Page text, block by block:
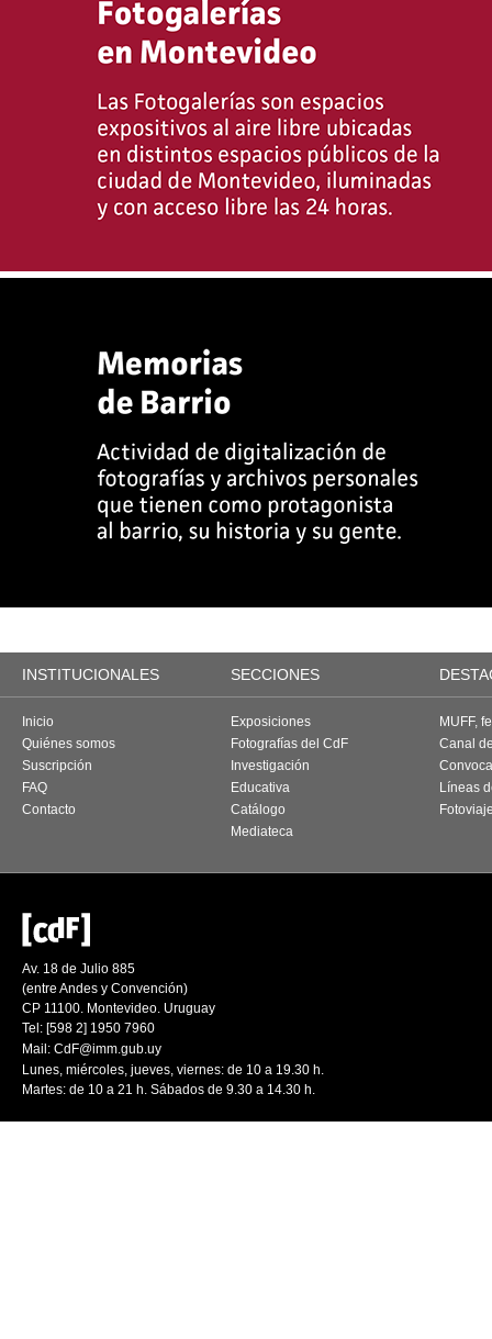
INSTITUCIONALES SECCIONES
Inicio
Quiénes somos
Suscripción
FAQ
Contacto
Exposiciones
Fotografías del CdF
Investigación
Educativa
Catálogo
Mediateca
MUFF,
Canal
Líneas
Av. 18 de Julio 885
(entre Andes y Convención)
CP 11100. Montevideo. Uruguay
Tel: [598 2] 1950 7960
Mail: CdF@imm.gub.uy
Lunes, miércoles, jueves, viernes: de 10 a 19.30 h.
Martes: de 10 a 21 h. Sábados de 9.30 a 14.30 h.